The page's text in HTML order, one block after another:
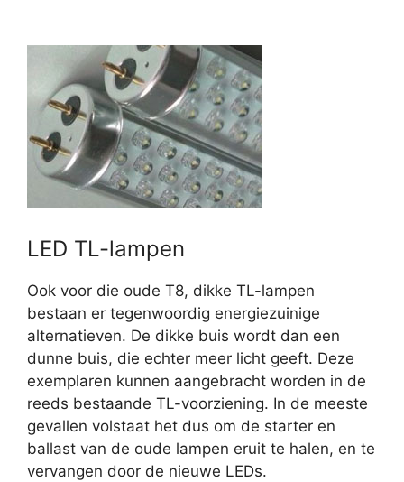
LED TL-lampen
Ook voor die oude T8, dikke TL-lampen
bestaan er tegenwoordig energiezuinige
alternatieven. De dikke buis wordt dan een
dunne buis, die echter meer licht geeft. Deze
exemplaren kunnen aangebracht worden in de
reeds bestaande TL-voorziening. In de meeste
gevallen volstaat het dus om de starter en
ballast van de oude lampen eruit te halen, en te
vervangen door de nieuwe LEDs.